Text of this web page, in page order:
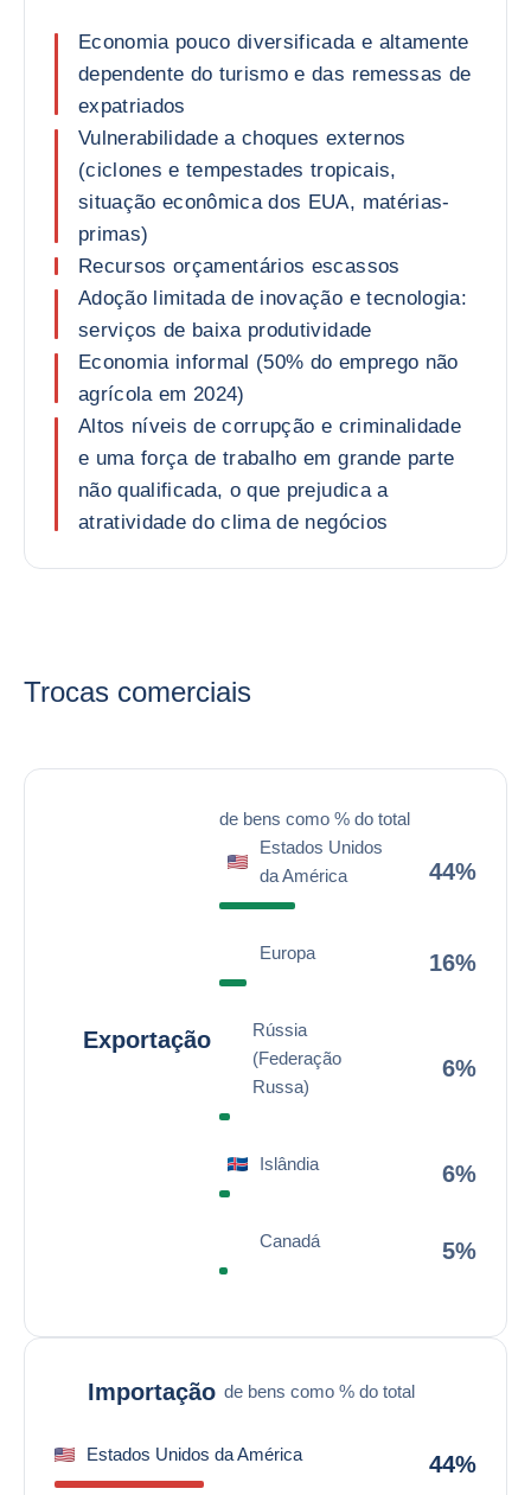
Economia pouco diversificada e altamente
dependente do turismo e das remessas de
expatriados
Vulnerabilidade a choques externos
(ciclones e tempestades tropicais,
situação econômica dos EUA, matérias-
primas)
Recursos orçamentários escassos
Adoção limitada de inovação e tecnologia:
serviços de baixa produtividade
Economia informal (50% do emprego não
agrícola em 2024)
Altos níveis de corrupção e criminalidade
e uma força de trabalho em grande parte
não qualificada, o que prejudica a
atratividade do clima de negócios
Trocas comerciais
Exportação
de bens como % do total
Estados Unidos
da América
44%
Europa 16%
Rússia
(Federação
Russa)
6%
Islândia 6%
Canadá 5%
Importação de bens como % do total
Estados Unidos da América 44%